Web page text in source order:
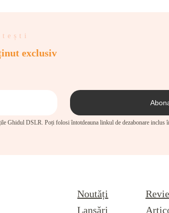
exclusiv
Ghidul DSLR. Poți folosi întotdeauna linkul de dezabonare inclus
Noutăți
Lansări